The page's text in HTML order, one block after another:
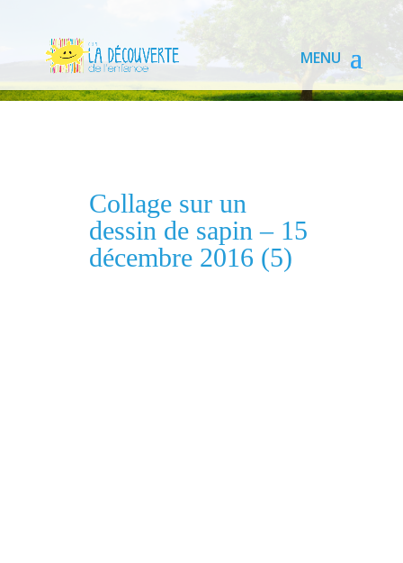
Collage sur un
dessin de sapin – 15
décembre 2016 (5)